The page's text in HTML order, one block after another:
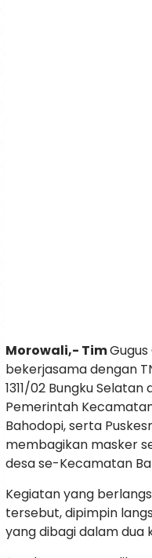
Morowali,- Tim
bekerjasama dengan
1311/02 Bungku
Pemerintah
Bahodopi, serta
membagikan masker
desa se-Kecamatan
Kegiatan yang
tersebut, dipimpin
yang dibagi dalam dua